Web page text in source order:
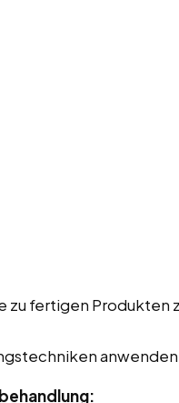
zu fertigen Produkten